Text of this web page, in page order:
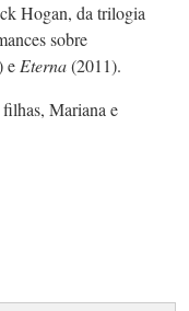
Hogan, da trilogia
sobre
e Eterna(2011).
Mariana e